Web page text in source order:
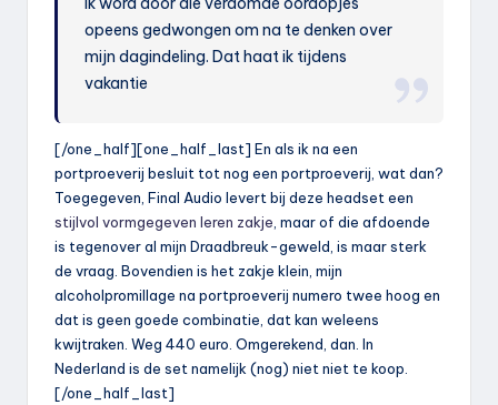
opeens gedwongen om na te denken over
mijn dagindeling. Dat haat ik tijdens
vakantie
[/one_half][one_half_last] En als ik na een
portproeverij besluit tot nog een portproeverij, wat dan?
Toegegeven, Final Audio levert bij deze headset een
stijlvol vormgegeven leren zakje, maar of die afdoende
is tegenover al mijn Draadbreuk-geweld, is maar sterk
de vraag. Bovendien is het zakje klein, mijn
alcoholpromillage na portproeverij numero twee hoog en
dat is geen goede combinatie, dat kan weleens
kwijtraken. Weg 440 euro. Omgerekend, dan. In
Nederland is de set namelijk (nog) niet niet te koop.
[/one_half_last]